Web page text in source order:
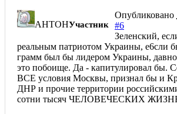
AHTOHУчастник
Опубликовано
#6
Зеленский,
реальным патриотом Украины, е6сли
грамм был бы лидером Украины,
это побоище. Да - капитулировал бы.
ВСЕ условия Москвы, признал бы и
ДНР и прочие территории
сотни тысяч ЧЕЛОВЕЧЕСКИХ